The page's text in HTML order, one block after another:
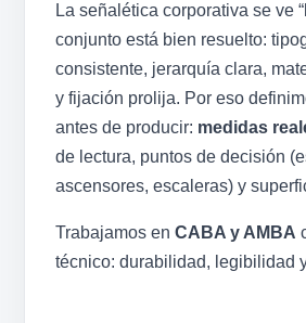
La señalética corporativa se ve
conjunto está bien resuelto:
consistente, jerarquía clara,
y fijación prolija. Por eso
antes de producir: medidas
de lectura, puntos de decisión
ascensores, escaleras) y
Trabajamos enCABA y AMBA
técnico: durabilidad, legibilidad